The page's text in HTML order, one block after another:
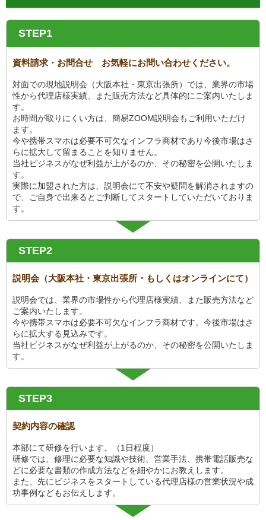
STEP1
資料請求・お問合せ お気軽にお問い合わせください。
対面での現地説明会（大阪本社・東京出張所）では、業界の市場
性から代理店様実績、また販売方法など具体的にご案内いたしま
す。
お時間が取りにくい方は、簡易ZOOM説明会もご利用いただけ
ます。
今や携帯スマホは必要不可欠なインフラ商材であり今後市場はさ
らに拡大して留まることを知りません。
当社ビジネスがなぜ利益が上がるのか、その秘密を公開いたしま
す。
実際に加盟された方は、説明会にて不安や疑問を解消されますの
で、ご自身で出来るとご判断してスタートしていただいておりま
す。
STEP2
説明会（大阪本社・東京出張所・もしくはオンラインにて）
説明会では、業界の市場性から代理店様実績、また販売方法など
ご案内いたします。
今や携帯スマホは必要不可欠なインフラ商材です。今後市場はさ
らに拡大する見込みです。
当社ビジネスがなぜ利益が上がるのか、その秘密を公開いたしま
す。
STEP3
契約内容の確認
本部にて研修を行います。（1日程度）
研修では、修理に必要な知識や技術、営業手法、携帯電話販売な
どに必要な書類の作成方法などを細やかにお教えします。
また、先にビジネスをスタートしている代理店様の営業状況や成
功事例などもお伝えします。